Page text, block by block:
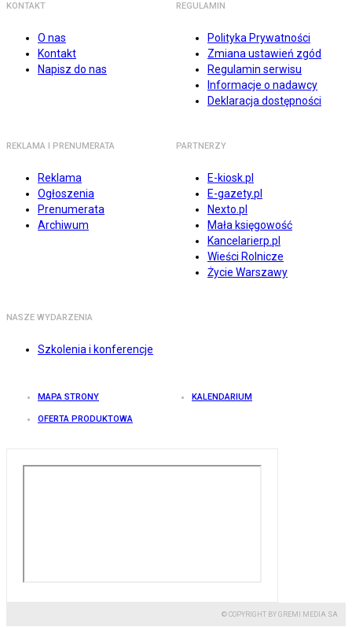
KONTAKT
O nas
Kontakt
Napisz do nas
REGULAMIN
Polityka Prywatności
Zmiana ustawień zgód
Regulamin serwisu
Informacje o nadawcy
Deklaracja dostępności
REKLAMA I PRENUMERATA
Reklama
Ogłoszenia
Prenumerata
Archiwum
PARTNERZY
E-kiosk.pl
E-gazety.pl
Nexto.pl
Mała księgowość
Kancelarierp.pl
Wieści Rolnicze
Życie Warszawy
NASZE WYDARZENIA
Szkolenia i konferencje
MAPA STRONY KALENDARIUM
OFERTA PRODUKTOWA
© COPYRIGHT BY GREMI MEDIA SA